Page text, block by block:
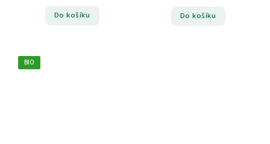
Do košíku Do košíku
BIO